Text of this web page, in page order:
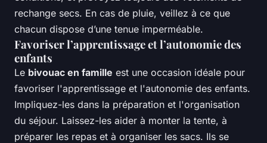
rechange secs. En cas de pluie, veillez à ce que
chacun dispose d’une tenue imperméable.
Favoriser l’apprentissage et l’autonomie des
enfants
Le bivouac en famille est une occasion idéale pour
favoriser l'apprentissage et l'autonomie des enfants.
Impliquez-les dans la préparation et l'organisation
du séjour. Laissez-les aider à monter la tente, à
préparer les repas et à organiser les sacs. Ils se